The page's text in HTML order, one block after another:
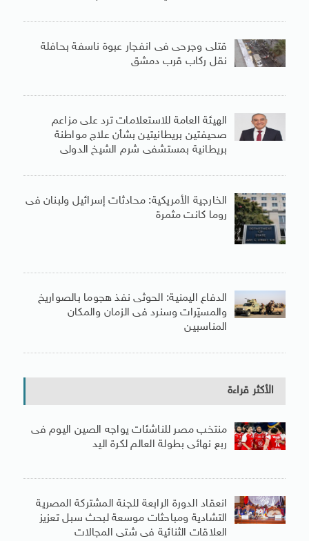
قتلى وجرحى فى انفجار عبوة ناسفة بحافلة
نقل ركاب قرب دمشق
الهيئة العامة للاستعلامات ترد على مزاعم
صحيفتين بريطانيتين بشأن علاج مواطنة
بريطانية بمستشفى شرم الشيخ الدولى
الخارجية الأمريكية: محادثات إسرائيل ولبنان فى
روما كانت مثمرة
الدفاع اليمنية: الحوثى نفذ هجوما بالصواريخ
والمسيّرات وسنرد فى الزمان والمكان
المناسبين
الأكثر قراءة
منتخب مصر للناشئات يواجه الصين اليوم فى
ربع نهائى بطولة العالم لكرة اليد
انعقاد الدورة الرابعة للجنة المشتركة المصرية
التشادية ومباحثات موسعة لبحث سبل تعزيز
العلاقات الثنائية فى شتى المجالات